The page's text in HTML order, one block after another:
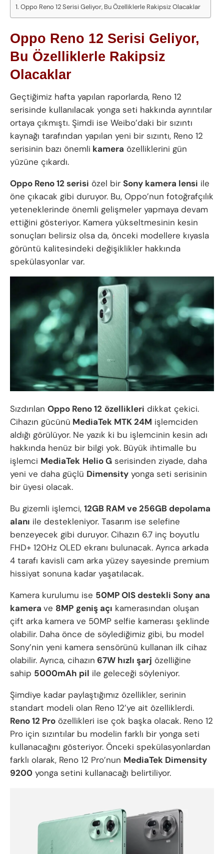
Oppo Reno 12 Serisi Geliyor, Bu Özelliklerle Rakipsiz Olacaklar
Oppo Reno 12 Serisi Geliyor,
Bu Özelliklerle Rakipsiz
Olacaklar
Geçtiğimiz hafta yapılan raporlarda, Reno 12
serisinde kullanılacak yonga seti hakkında ayrıntılar
ortaya çıkmıştı. Şimdi ise Weibo’daki bir sızıntı
kaynağı tarafından yapılan yeni bir sızıntı, Reno 12
serisinin bazı önemli kamera özelliklerini gün
yüzüne çıkardı.
Oppo Reno 12 serisi özel bir Sony kamera lensi ile
öne çıkacak gibi duruyor. Bu, Oppo’nun fotoğrafçılık
yeteneklerinde önemli gelişmeler yapmaya devam
ettiğini gösteriyor. Kamera yükseltmesinin kesin
sonuçları belirsiz olsa da, önceki modellere kıyasla
görüntü kalitesindeki değişiklikler hakkında
spekülasyonlar var.
Sızdırılan Oppo Reno 12 özellikleri dikkat çekici.
Cihazın gücünü MediaTek MTK 24M işlemciden
aldığı görülüyor. Ne yazık ki bu işlemcinin kesin adı
hakkında henüz bir bilgi yok. Büyük ihtimalle bu
işlemci MediaTek Helio G serisinden ziyade, daha
yeni ve daha güçlü Dimensity yonga seti serisinin
bir üyesi olacak.
Bu gizemli işlemci, 12GB RAM ve 256GB depolama
alanı ile destekleniyor. Tasarım ise selefine
benzeyecek gibi duruyor. Cihazın 6.7 inç boyutlu
FHD+ 120Hz OLED ekranı bulunacak. Ayrıca arkada
4 tarafı kavisli cam arka yüzey sayesinde premium
hissiyat sonuna kadar yaşatılacak.
Kamera kurulumu ise 50MP OIS destekli Sony ana
kamera ve 8MP geniş açı kamerasından oluşan
çift arka kamera ve 50MP selfie kamerası şeklinde
olabilir. Daha önce de söylediğimiz gibi, bu model
Sony’nin yeni kamera sensörünü kullanan ilk cihaz
olabilir. Ayrıca, cihazın 67W hızlı şarj özelliğine
sahip 5000mAh pil ile geleceği söyleniyor.
Şimdiye kadar paylaştığımız özellikler, serinin
standart modeli olan Reno 12’ye ait özelliklerdi.
Reno 12 Pro özellikleri ise çok başka olacak. Reno 12
Pro için sızıntılar bu modelin farklı bir yonga seti
kullanacağını gösteriyor. Önceki spekülasyonlardan
farklı olarak, Reno 12 Pro’nun MediaTek Dimensity
9200 yonga setini kullanacağı belirtiliyor.